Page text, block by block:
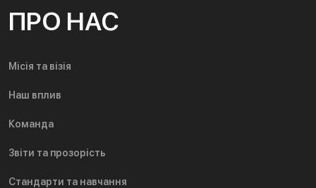
ПРО НАС
Місія та візія
Наш вплив
Команда
Звіти та прозорість
Стандарти та навчання